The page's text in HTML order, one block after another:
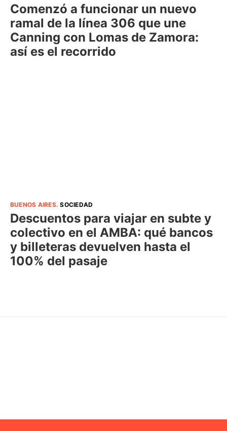
Comenzó a funcionar un nuevo
ramal de la línea 306 que une
Canning con Lomas de Zamora:
así es el recorrido
BUENOS AIRES.SOCIEDAD
Descuentos para viajar en subte y
colectivo en el AMBA: qué bancos
y billeteras devuelven hasta el
100% del pasaje